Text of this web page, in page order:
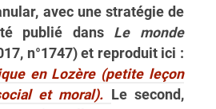
avec une stratégie de
publié dans Le monde
n°1747) et reproduit ici :
en Lozère (petite leçon
et moral). Le second,